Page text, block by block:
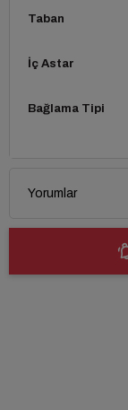
Taban
İç Astar
Bağlama Tipi
Yorumlar